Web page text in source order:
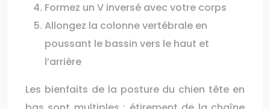
Formez un V inversé avec votre corps
Allongez la colonne vertébrale en
poussant le bassin vers le haut et
l’arrière
Les bienfaits de la posture du chien tête en